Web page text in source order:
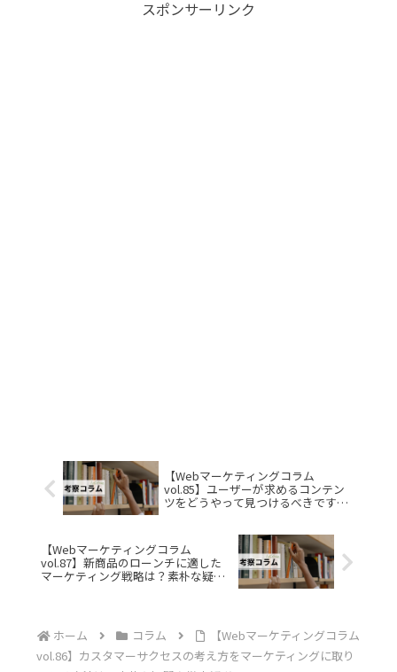
スポンサーリンク
【Webマーケティングコラム
vol.85】ユーザーが求めるコンテン
ツをどうやって見つけるべきです
【Webマーケティングコラム
vol.87】新商品のローンチに適した
マーケティング戦略は？素朴な疑問
ホーム コラム
【Webマーケティングコラム
vol.86】カスタマーサクセスの考え方をマーケティングに取り